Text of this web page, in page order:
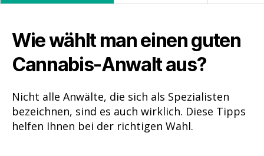
Wie wählt man einen guten
Cannabis-Anwalt aus?
Nicht alle Anwälte, die sich als Spezialisten
bezeichnen, sind es auch wirklich. Diese Tipps
helfen Ihnen bei der richtigen Wahl.